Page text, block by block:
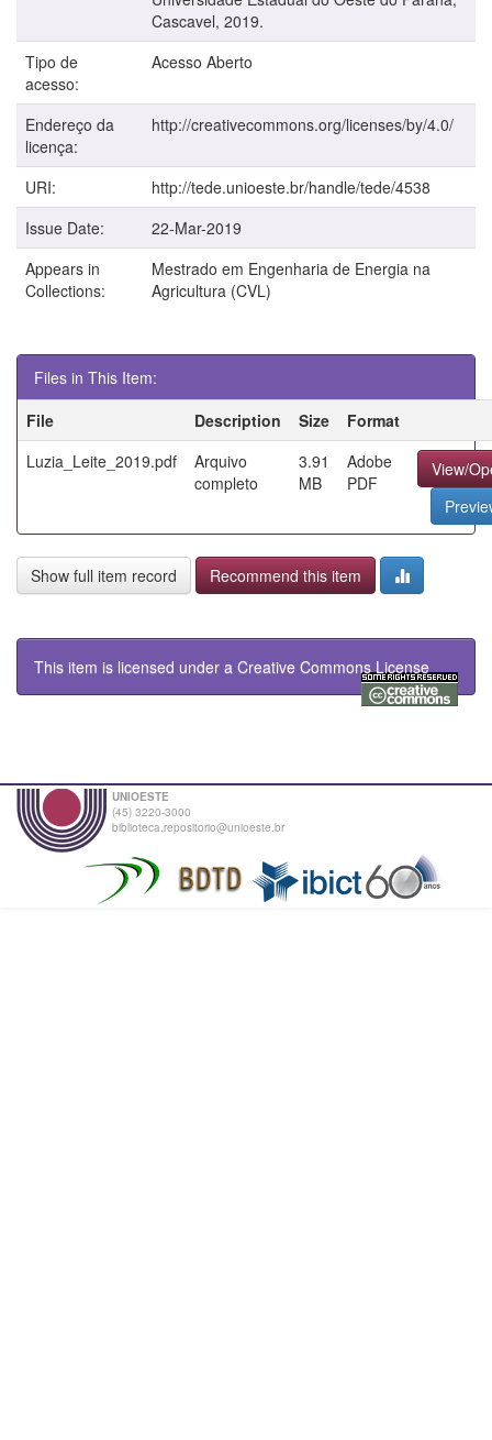
Cascavel, 2019.
Tipo de
acesso:
Acesso Aberto
Endereço da
licença:
http://creativecommons.org/licenses/by/4.0/
URI:
http://tede.unioeste.br/handle/tede/4538
Issue Date:
22-Mar-2019
Appears in
Collections:
Mestrado em Engenharia de Energia na
Agricultura (CVL)
Files in This Item:
File
Description Size
Format
Luzia_Leite_2019.pdf
Arquivo
completo
3.91
MB
Adobe
PDF
View/
Show full item record Recommend this item
This item is licensed under a Creative Commons License
UNIOESTE
(45) 3220-3000
biblioteca.repositorio@unioeste.br